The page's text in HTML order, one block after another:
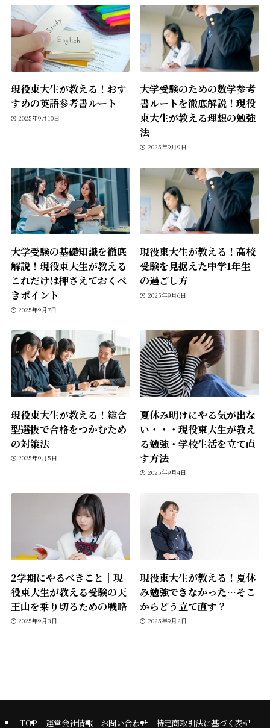
現役東大生が教える！おす
すめの英語参考書ルート
2025年9月10日
大学受験のための数学参考
書ルートを徹底解説！現役
東大生が教える理想の勉強
法
2025年9月9日
大学受験の基礎知識を徹底
解説！現役東大生が教える
これだけは押さえておくべ
きポイント
2025年9月7日
現役東大生が教える！高校
受験を見据えた中学1年生
の過ごし方
2025年9月6日
現役東大生が教える！総合
型選抜で合格をつかむため
の対策法
2025年9月5日
夏休み明けにやる気が出な
い・・・現役東大生が教え
る勉強・学校生活を立て直
す方法
2025年9月4日
2学期にやるべきこと｜現
役東大生が教える受験の天
王山を乗り切るための戦略
2025年9月3日
現役東大生が教える！夏休
み勉強できなかった…そこ
からどう立て直す？
2025年9月2日
TOP 運営会社情報 お問い合わせ 特定商取引法に基づく表記